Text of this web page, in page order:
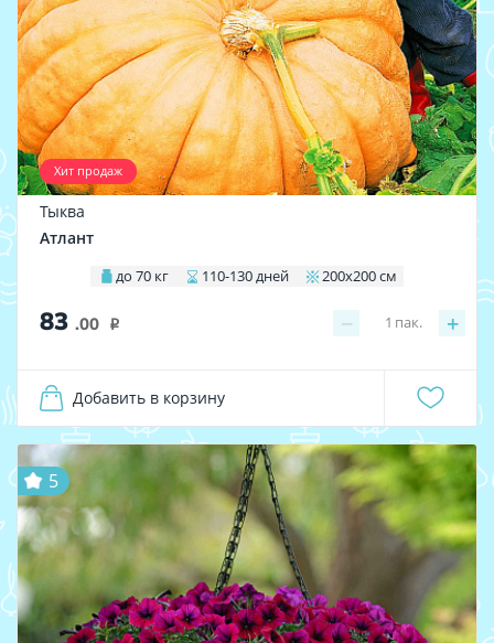
Хит продаж
Тыква
Атлант
до 70 кг 110-130 дней 200х200 см
83 .00 i − +
1 пак.
Добавить в корзину
5